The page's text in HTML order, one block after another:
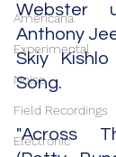
Americana
Experimental
Noise
Field Recordings
Electronic
Webster
Anthony
Skiy
Song.
"Across